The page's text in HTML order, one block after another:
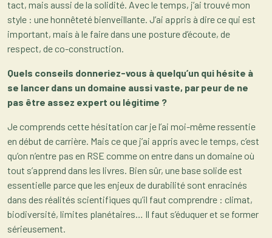
tact, mais aussi de la solidité. Avec le temps, j’ai trouvé mon
style : une honnêteté bienveillante. J’ai appris à dire ce qui est
important, mais à le faire dans une posture d’écoute, de
respect, de co-construction.
Quels conseils donneriez-vous à quelqu’un qui hésite à
se lancer dans un domaine aussi vaste, par peur de ne
pas être assez expert ou légitime ?
Je comprends cette hésitation car je l’ai moi-même ressentie
en début de carrière. Mais ce que j’ai appris avec le temps, c’est
qu’on n’entre pas en RSE comme on entre dans un domaine où
tout s’apprend dans les livres. Bien sûr, une base solide est
essentielle parce que les enjeux de durabilité sont enracinés
dans des réalités scientifiques qu’il faut comprendre : climat,
biodiversité, limites planétaires… Il faut s’éduquer et se former
sérieusement.